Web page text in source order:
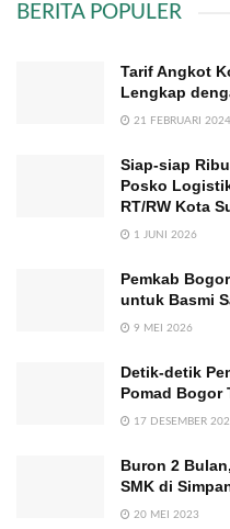
BERITA POPULER
Tarif Angkot
Lengkap
21 FEBRUARI 2024
Siap-siap
Posko
RT/RW Kota
1 JUNI 2026
Pemkab
untuk Basmi
9 MEI 2026
Detik-detik
Pomad Bogor
17 DESEMBER
Buron 2
SMK di
20 MEI 2023